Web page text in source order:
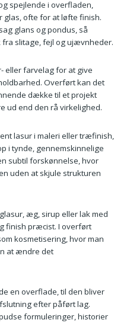
spejlende i overfladen,
ofte for at løfte finish.
glans og pondus, så
slitage, fejl og ujævnheder.
eller farvelag for at give
Overført kan det
dække til et projekt
ud end den rå virkelighed.
lasur i maleri eller træfinish,
i tynde, gennemskinnelige
subtil forskønnelse, hvor
uden at skjule strukturen
æg, sirup eller lak med
finish præcist. I overført
kosmetisering, hvor man
at ændre det
en overflade, til den bliver
efter påført lag.
formuleringer, historier